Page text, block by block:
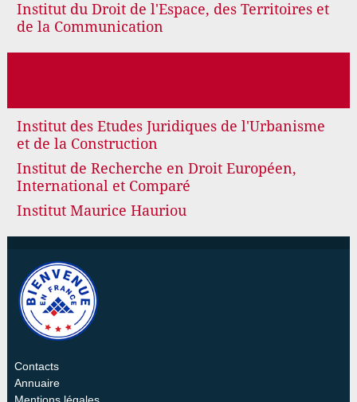
Institut du Droit de l'Espace, des Territoires et
de la Communication
Institut des Etudes Juridiques de l'Urbanisme
et de la Construction
Institut de Recherche en Droit Européen,
International et Comparé
Institut Maurice Hauriou
Contacts
Annuaire